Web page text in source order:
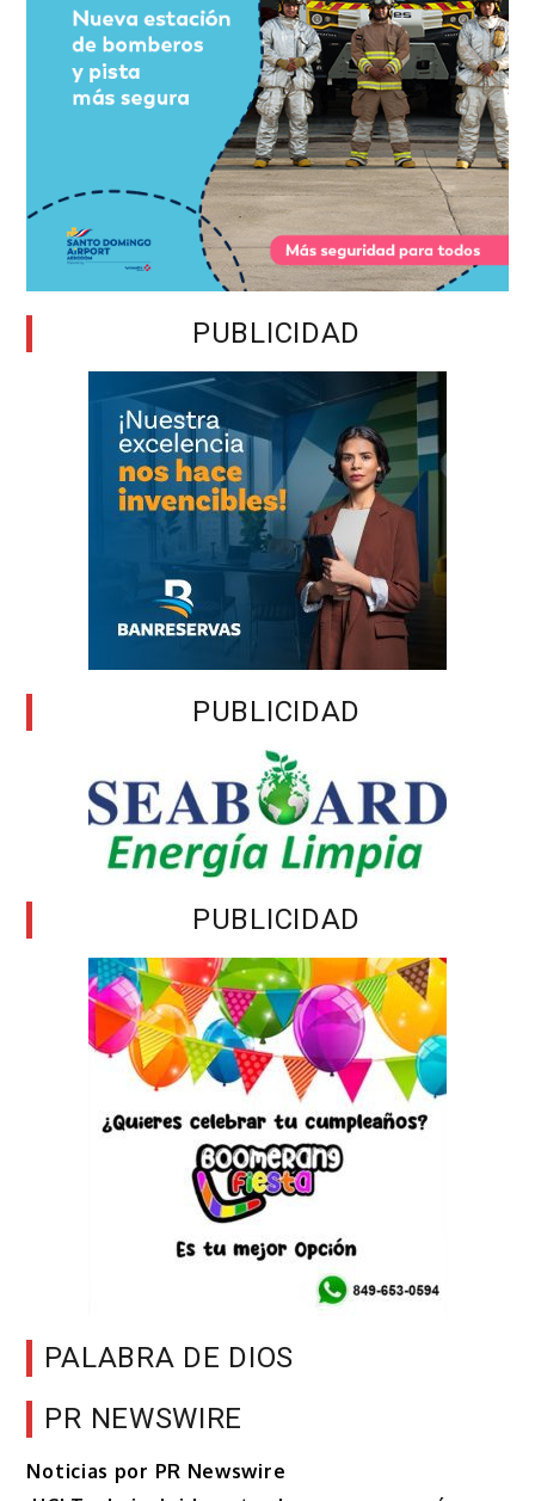
PUBLICIDAD
PUBLICIDAD
PUBLICIDAD
PALABRA DE DIOS
PR NEWSWIRE
Noticias por PR Newswire